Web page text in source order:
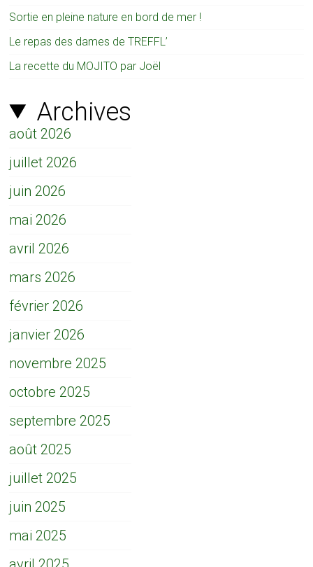
Sortie en pleine nature en bord de mer !
Le repas des dames de TREFFL’
La recette du MOJITO par Joël
Archives
août 2026
juillet 2026
juin 2026
mai 2026
avril 2026
mars 2026
février 2026
janvier 2026
novembre 2025
octobre 2025
septembre 2025
août 2025
juillet 2025
juin 2025
mai 2025